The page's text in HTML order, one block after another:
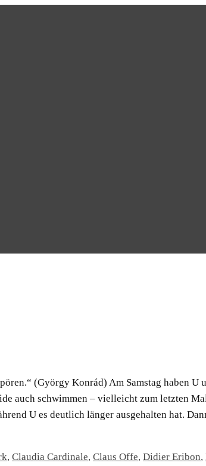
(György Konrád) Am Samstag haben U
auch schwimmen – vielleicht zum letzten
U es deutlich länger ausgehalten hat.
, Claudia Cardinale, Claus Offe, Didier Eribon,